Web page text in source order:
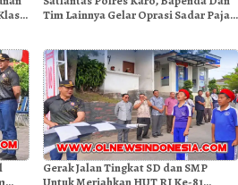
Tim Lainnya Gelar Oprasi Sadar Pajak
Gerak Jalan Tingkat SD dan SMP
Untuk Meriahkan HUT RI Ke-81